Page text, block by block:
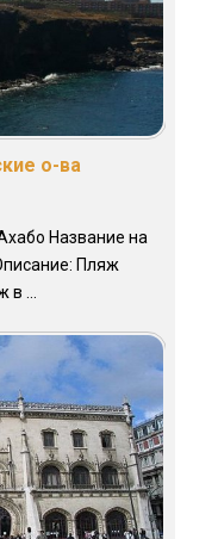
о-ва
Название на
Пляж
...